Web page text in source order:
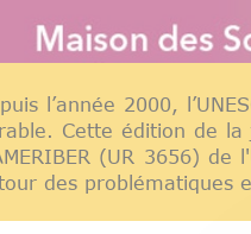
l’année 2000,
Cette édition de la
(UR 3656)
des problématiques